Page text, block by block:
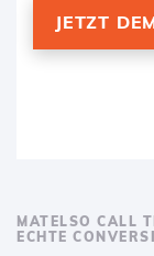
JETZT
MATELSO CALL
ECHTE